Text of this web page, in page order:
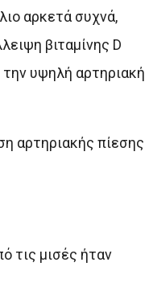
αρκετά συχνά,
βιταμίνης D
υψηλή αρτηριακή
αρτηριακής πίεσης
τις μισές ήταν